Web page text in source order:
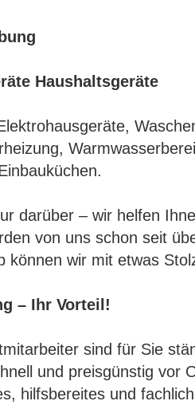
Haushaltsgeräte
darüber – wir helfen
von uns schon seit
können wir mit etwas
– Ihr Vorteil!
sind für Sie
und preisgünstig vor
hilfsbereites und